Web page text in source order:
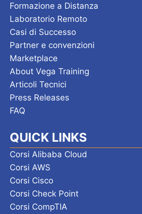
Formazione a Distanza
Laboratorio Remoto
Casi di Successo
Partner e convenzioni
Marketplace
About Vega Training
Articoli Tecnici
Press Releases
FAQ
QUICK LINKS
Corsi Alibaba Cloud
Corsi AWS
Corsi Cisco
Corsi Check Point
Corsi CompTIA